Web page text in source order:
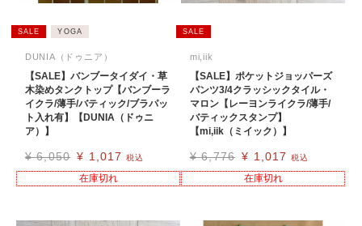
SALE YOGA
DUNIA（ドゥニア）
【SALE】バンブータイダイ・草
木染めタンクトップ【バンブーラ
イクラ/薄手/バティック/ブラパッ
ト入れ有】【DUNIA（ドゥニ
ア）】
¥ 6,050 ¥ 1,017 税込
在庫切れ
SALE
mi,iik
【SALE】ポケットジョッパーズ
パンツ3/4クラッシックタイル・
マロン【レーヨンライクラ/薄手/
バティックスタンプ】
【mi,iik（ミイック）】
¥ 6,776 ¥ 1,017 税込
在庫切れ